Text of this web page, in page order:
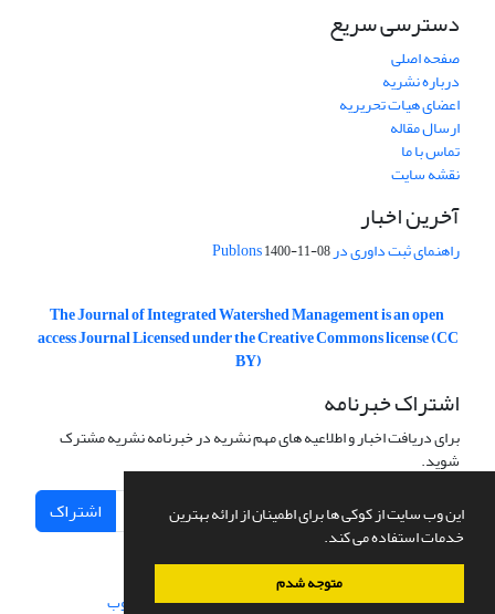
این وب سایت از کوکی ها برای اطمینان از ارائه بهترین
خدمات استفاده می کند.
متوجه شدم
دسترسی سریع
صفحه اصلی
درباره نشریه
اعضای هیات تحریریه
ارسال مقاله
تماس با ما
نقشه سایت
آخرین اخبار
راهنمای ثبت داوری در Publons1400-11-08
The Journal of Integrated Watershed Management is an open
access Journal Licensed under the Creative Commons license (CC
BY)
اشتراک خبرنامه
برای دریافت اخبار و اطلاعیه های مهم نشریه در خبرنامه نشریه مشترک
شوید.
اشتراک
سامانه مدیریت نشریات علمی.طراحی و پیاده سازی از سیناوب